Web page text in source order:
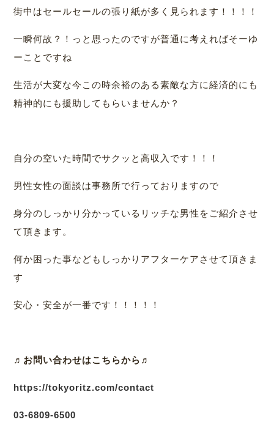
街中はセールセールの張り紙が多く見られます！！！！
一瞬何故？！っと思ったのですが普通に考えればそーゆ
ーことですね
生活が大変な今この時余裕のある素敵な方に経済的にも
精神的にも援助してもらいませんか？
自分の空いた時間でサクッと高収入です！！！
男性女性の面談は事務所で行っておりますので
身分のしっかり分かっているリッチな男性をご紹介させ
て頂きます。
何か困った事などもしっかりアフターケアさせて頂きま
す
安心・安全が一番です！！！！！
♬お問い合わせはこちらから♬
https://tokyoritz.com/contact
03-6809-6500